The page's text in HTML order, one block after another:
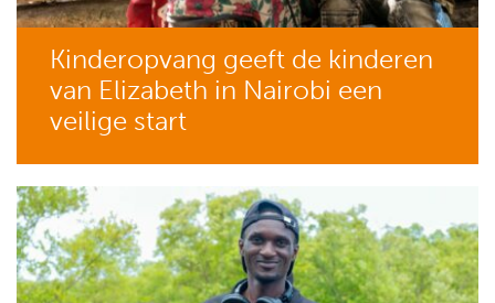
Kinderopvang geeft de kinderen
van Elizabeth in Nairobi een
veilige start